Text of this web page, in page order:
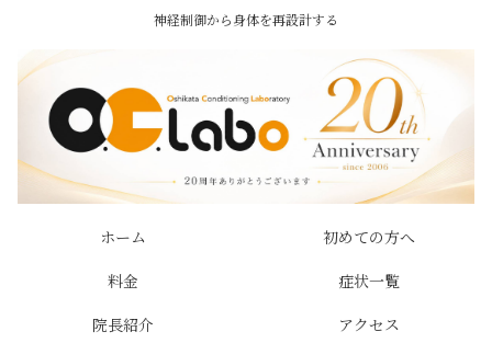
神経制御から身体を再設計する
ホーム
初めての方へ
料金
症状一覧
院長紹介
アクセス